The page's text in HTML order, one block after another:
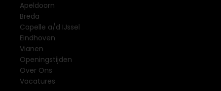
Apeldoorn
Breda
Capelle a/d IJssel
Eindhoven
Vianen
Openingstijden
Over Ons
Vacatures